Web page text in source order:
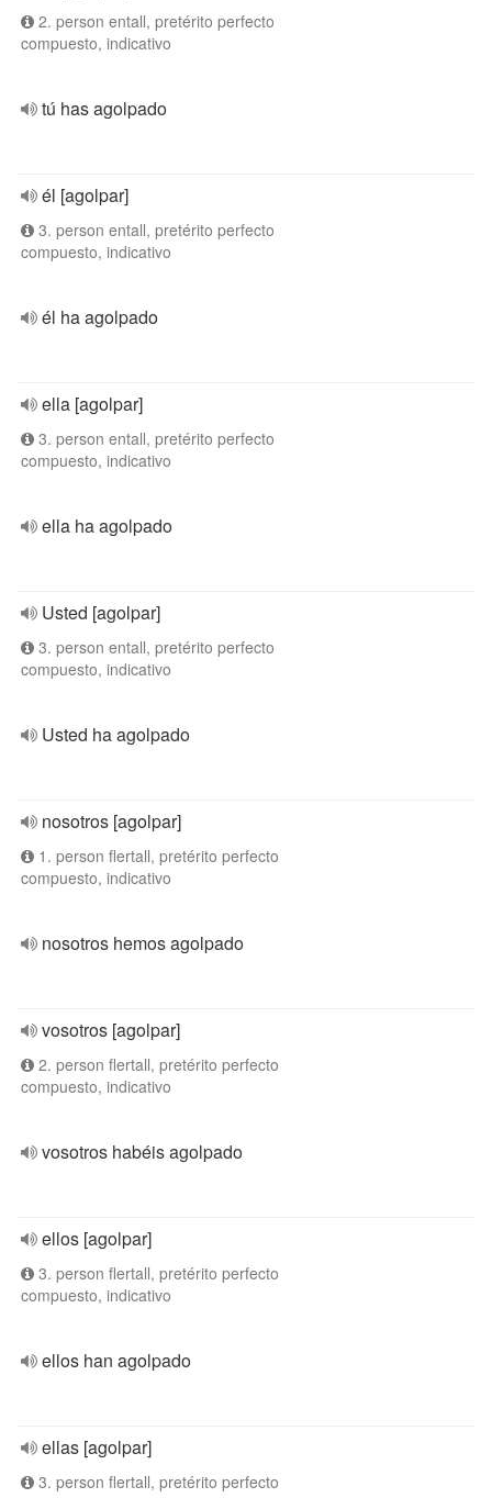
2. person entall, pretérito perfecto
compuesto, indicativo
tú has agolpado
él [agolpar]
3. person entall, pretérito perfecto
compuesto, indicativo
él ha agolpado
ella [agolpar]
3. person entall, pretérito perfecto
compuesto, indicativo
ella ha agolpado
Usted [agolpar]
3. person entall, pretérito perfecto
compuesto, indicativo
Usted ha agolpado
nosotros [agolpar]
1. person flertall, pretérito perfecto
compuesto, indicativo
nosotros hemos agolpado
vosotros [agolpar]
2. person flertall, pretérito perfecto
compuesto, indicativo
vosotros habéis agolpado
ellos [agolpar]
3. person flertall, pretérito perfecto
compuesto, indicativo
ellos han agolpado
ellas [agolpar]
3. person flertall, pretérito perfecto